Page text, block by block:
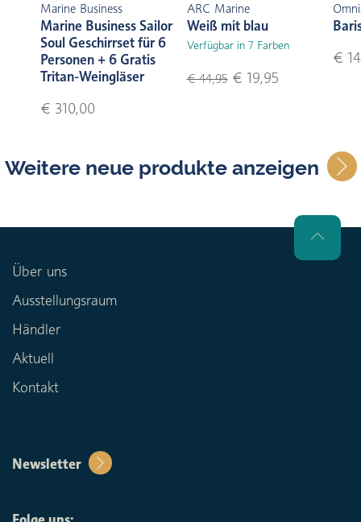
Marine Business
Marine Business Sailor
Soul Geschirrset für 6
Personen + 6 Gratis
Tritan-Weingläser
€ 310,00
ARC Marine
Weiß mit blau
Verfügbar in 7 Farben
€ 44,95€ 19,95
€
Weitere neue produkte anzeigen
Über uns
Ausstellungsraum
Händler
Aktuell
Kontakt
Newsletter